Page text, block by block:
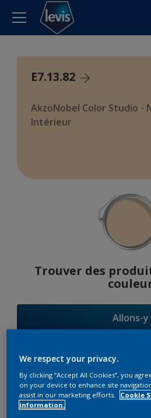
E7.13.82
AkzoNobel Color Studio -
Intérieur
Trouver des
Allons-y
We respect your privacy.
By clicking “Accept All Cookies”, you
on your device to enhance site
assist in our marketing efforts.
Cookie
information.